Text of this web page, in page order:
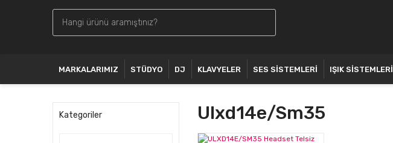
MARKALARIMIZ STÜDYO DJ KLAVYELER SES SİSTEMLERİ IŞIK SİSTEMLERİ
Kategoriler Ulxd14e/sm35